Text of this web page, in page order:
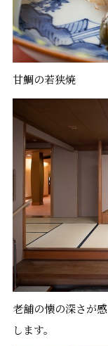
甘鯛の若狭焼
老舗の懐の深さが
します。